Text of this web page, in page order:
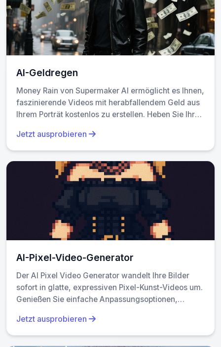
AI-Geldregen
Money Rain von Supermaker AI ermöglicht es Ihnen,
faszinierende Videos mit herabfallendem Geld aus
Ihrem Porträt kostenlos zu erstellen. Heben Sie Ihr
hervor, die Wohlstand und Spaß betonen und
Engagement mühelos steigern.
Jetzt ausprobieren
AI-Pixel-Video-Generator
Der AI Pixel Video Generator wandelt Ihre Bilder
sofort in glatte, expressiven Pixel-Kunst-Videos um.
Genießen Sie einfache Anpassungsoptionen,
verfeinern Sie Ihr Content mit einzigartigen Retro-
Bildern mühelos.
Jetzt ausprobieren